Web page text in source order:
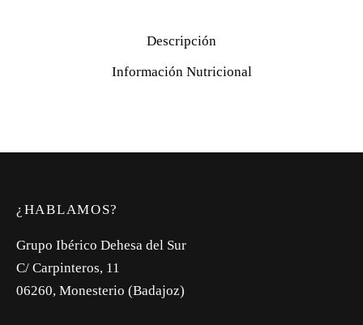
Descripción
Información Nutricional
¿HABLAMOS?
Grupo Ibérico Dehesa del Sur
C/ Carpinteros, 11
06260, Monesterio (Badajoz)